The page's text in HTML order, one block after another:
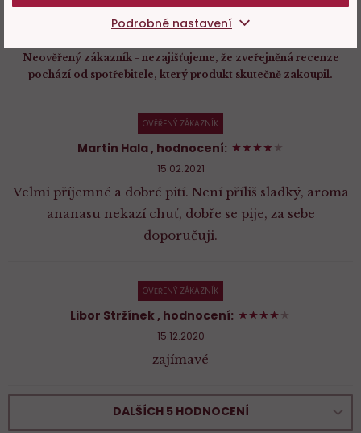
Ověřený zákazník - zveřejněná recenze pochází od spotřebitele,
který zboží skutečně zakoupil, zákazníkovi posíláme speciální
Neověřený zákazník - nezajišťujeme, že zveřejněná recenze
pochází od spotřebitele, který produkt skutečně zakoupil.
OVĚŘENÝ ZÁKAZNÍK
Martin Hala, hodnocení: 80%
15.02.2021
Velmi příjemné a dobré pití. Není příliš sladký, aroma
ananasu nekazí chuť, dobře se pije, za sebe
doporučuji.
OVĚŘENÝ ZÁKAZNÍK
Libor Stržínek, hodnocení: 80%
15.12.2020
zajímavé
DALŠÍCH 5 HODNOCENÍ
Podrobné nastavení